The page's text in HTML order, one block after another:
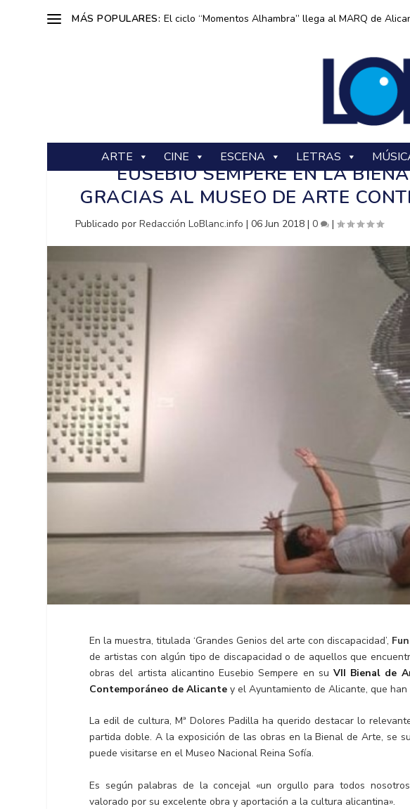
MÁS POPULARES: El ciclo “Momentos Alhambra” llega al MARQ de
ARTE CINE ESCENA LETRAS
EUSEBIO SEMPERE EN LA
GRACIAS AL MUSEO DE ARTE
Publicado porRedacción LoBlanc.info |06 Jun 2018 |0 |
En la muestra, titulada ‘Grandes Genios del arte con discapacidad’,
de artistas con algún tipo de discapacidad o de aquellos que
obras del artista alicantino Eusebio Sempere en suVII Bienal de
Contemporáneo de Alicante y el Ayuntamiento de Alicante, que
La edil de cultura, Mª Dolores Padilla ha querido destacar lo
partida doble. A la exposición de las obras en la Bienal de Arte, se
puede visitarse en el Museo Nacional Reina Sofía.
Es según palabras de la concejal «un orgullo para todos
valorado por su excelente obra y aportación a la cultura alicantina».